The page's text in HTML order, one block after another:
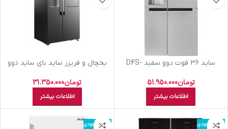
سايد 36 فوت دوو سفيد D4S-
تومان51.950.000
اطلاعات بیشتر
یخچال و فریزر ساید بای ساید دوو
تومان31.350.000
اطلاعات بیشتر
اتمام موجودی اتمام موجودی